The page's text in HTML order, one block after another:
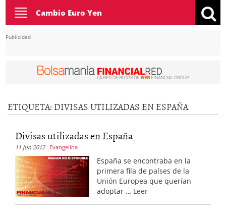
Toggle
navigation
Cambio Euro Yen
Publicidad
ETIQUETA: DIVISAS UTILIZADAS EN ESPAÑA
Divisas utilizadas en España
11 Jun 2012 Evangelina
España se encontraba en la
primera fila de países de la
Unión Europea que querían
adoptar … Leer